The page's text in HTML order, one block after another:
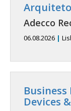
Adecco
06.08.2026 |
Devices